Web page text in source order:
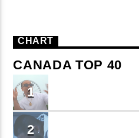
CHART
CANADA TOP 40
1
2